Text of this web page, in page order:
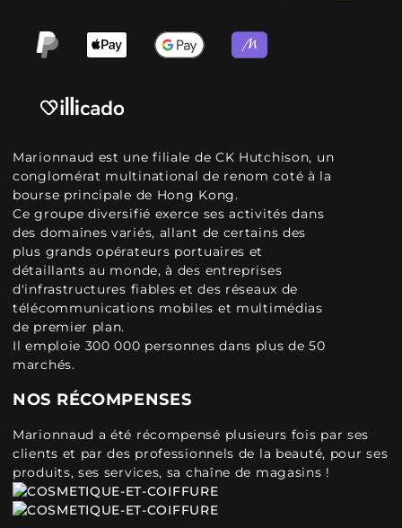
Marionnaud est une filiale de CK Hutchison, un
conglomérat multinational de renom coté à la
bourse principale de Hong Kong.
Ce groupe diversifié exerce ses activités dans
des domaines variés, allant de certains des
plus grands opérateurs portuaires et
détaillants au monde, à des entreprises
d'infrastructures fiables et des réseaux de
télécommunications mobiles et multimédias
de premier plan.
Il emploie 300 000 personnes dans plus de 50
marchés.
NOS RÉCOMPENSES
Marionnaud a été récompensé plusieurs fois par ses
clients et par des professionnels de la beauté, pour ses
produits, ses services, sa chaîne de magasins !